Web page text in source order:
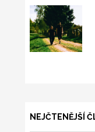
NEJČTENĚJŠÍ